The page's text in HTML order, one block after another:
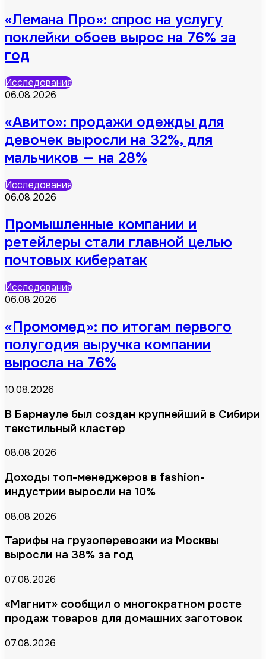
«Лемана Про»: спрос на услугу
поклейки обоев вырос на 76% за
год
Исследования
06.08.2026
«Авито»: продажи одежды для
девочек выросли на 32%, для
мальчиков — на 28%
Исследования
06.08.2026
Промышленные компании и
ретейлеры стали главной целью
почтовых кибератак
Исследования
06.08.2026
«Промомед»: по итогам первого
полугодия выручка компании
выросла на 76%
10.08.2026
В Барнауле был создан крупнейший в Сибири
текстильный кластер
08.08.2026
Доходы топ-менеджеров в fashion-
индустрии выросли на 10%
08.08.2026
Тарифы на грузоперевозки из Москвы
выросли на 38% за год
07.08.2026
«Магнит» сообщил о многократном росте
продаж товаров для домашних заготовок
07.08.2026